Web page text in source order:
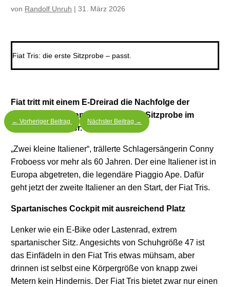
von Randolf Unruh | 31. März 2026
Fiat Tris: die erste Sitzprobe – passt.
Fiat tritt mit einem E-Dreirad die Nachfolge der
legendären Ape an. Fiat Tris: erste Sitzprobe im
Mikro-Transporter.
„Zwei kleine Italiener“, trällerte Schlagersängerin Conny
Froboess vor mehr als 60 Jahren. Der eine Italiener ist in
Europa abgetreten, die legendäre Piaggio Ape. Dafür
geht jetzt der zweite Italiener an den Start, der Fiat Tris.
Spartanisches Cockpit mit ausreichend Platz
Lenker wie ein E-Bike oder Lastenrad, extrem
spartanischer Sitz. Angesichts von Schuhgröße 47 ist
das Einfädeln in den Fiat Tris etwas mühsam, aber
drinnen ist selbst eine Körpergröße von knapp zwei
Metern kein Hindernis. Der Fiat Tris bietet zwar nur einen
← Vorheriger Beitrag Nächster Beitrag →